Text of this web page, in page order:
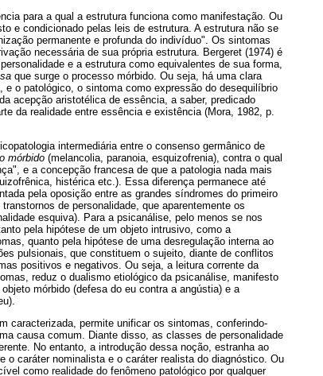
para a qual a estrutura funciona como manifestação. Ou
e condicionado pelas leis de estrutura. A estrutura não se
permanente e profunda do indivíduo". Os sintomas
necessária de sua própria estrutura. Bergeret (1974) é
e a estrutura como equivalentes de sua forma,
que surge o processo mórbido. Ou seja, há uma clara
o patológico, o sintoma como expressão do desequilíbrio
da acepção aristotélica de essência, a saber, predicado
da realidade entre essência e existência (Mora, 1982, p.
intermediária entre o consenso germânico de
mórbido (melancolia, paranoia, esquizofrenia), contra o qual
e a concepção francesa de que a patologia nada mais
histérica etc.). Essa diferença permanece até
pela oposição entre as grandes síndromes do primeiro
de personalidade, que aparentemente os
esquiva). Para a psicanálise, pelo menos se nos
pela hipótese de um objeto intrusivo, como a
quanto pela hipótese de uma desregulação interna ao
pulsionais, que constituem o sujeito, diante de conflitos
positivos e negativos. Ou seja, a leitura corrente da
reduz o dualismo etiológico da psicanálise, manifesto
mórbido (defesa do eu contra a angústia) e a
caracterizada, permite unificar os sintomas, conferindo-
causa comum. Diante disso, as classes de personalidade
No entanto, a introdução dessa noção, estranha ao
o caráter nominalista e o caráter realista do diagnóstico. Ou
como realidade do fenômeno patológico por qualquer